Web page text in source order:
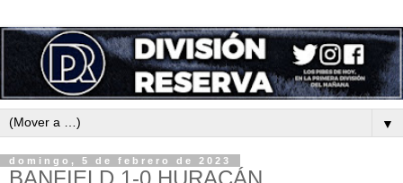
▼
domingo, 5 de febrero de 2023
BANFIELD 1-0 HURACÁN